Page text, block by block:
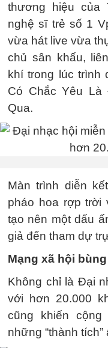
thương hiệu của
nghệ sĩ trẻ số 1
vừa hát live vừa
chủ sân khấu,
khí trong lúc trình
Có Chắc Yêu Là
Qua.
Màn trình diễn
pháo hoa rợp trời
tạo nên một dấu
giả đến tham dự
Mạng xã hội
Không chỉ là Đại
với hơn 20.000
cũng khiến cộng
những “thành